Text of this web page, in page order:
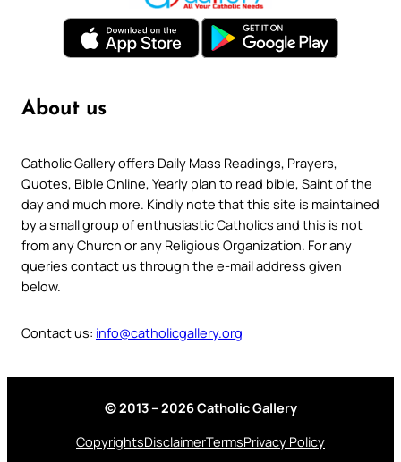
About us
Catholic Gallery offers Daily Mass Readings, Prayers,
Quotes, Bible Online, Yearly plan to read bible, Saint of the
day and much more. Kindly note that this site is maintained
by a small group of enthusiastic Catholics and this is not
from any Church or any Religious Organization. For any
queries contact us through the e-mail address given
below.
Contact us: info@catholicgallery.org
© 2013 – 2026 Catholic Gallery
CopyrightsDisclaimerTermsPrivacy Policy